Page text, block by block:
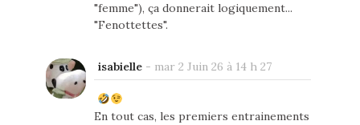
"femme"), ça donnerait logiquement...
"Fenottettes".
isabielle- mar 2 Juin 26 à 14 h 27
En tout cas, les premiers entrainements